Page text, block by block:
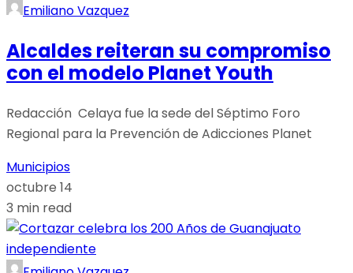
Emiliano Vazquez
Alcaldes reiteran su compromiso
con el modelo Planet Youth
Redacción Celaya fue la sede del Séptimo Foro
Regional para la Prevención de Adicciones Planet
Municipios
octubre 14
3 min read